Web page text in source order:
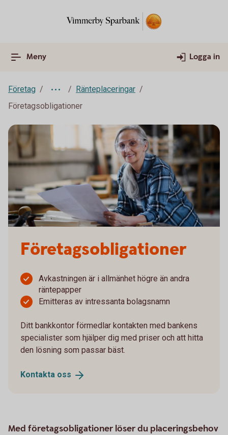
Meny Logga in
Företag
Ränteplaceringar
Företagsobligationer
Företagsobligationer
Avkastningen är i allmänhet högre än andra
räntepapper
Emitteras av intressanta bolagsnamn
Ditt bankkontor förmedlar kontakten med bankens
specialister som hjälper dig med priser och att hitta
den lösning som passar bäst.
Kontakta oss
Med företagsobligationer löser du placeringsbehov